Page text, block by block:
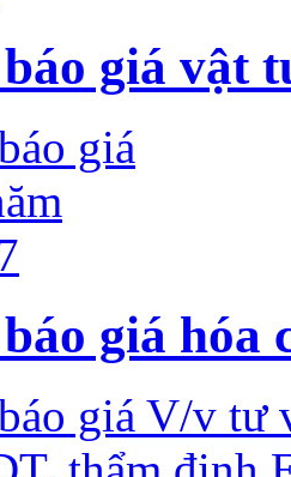
giá vật
giá hóa